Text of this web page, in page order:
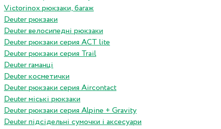
Victorinox рюкзаки, багаж
Deuter рюкзаки
Deuter велосипедні рюкзаки
Deuter рюкзаки серия ACT lite
Deuter рюкзаки серия Trail
Deuter гаманці
Deuter косметички
Deuter рюкзаки серия Aircontact
Deuter міські рюкзаки
Deuter рюкзаки серия Alpine + Gravity
Deuter підсідельні сумочки і аксесуари